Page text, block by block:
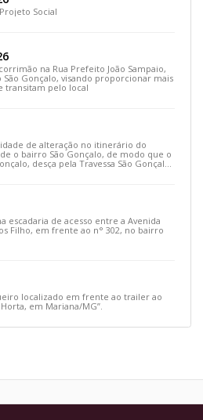
Social
na Rua Prefeito João Sampaio,
Gonçalo, visando proporcionar mais
transitam pelo local
de alteração no itinerário do
o bairro São Gonçalo, de modo que o
desça pela Travessa São Gonçalo
escadaria de acesso entre a Avenida
Filho, em frente ao n° 302, no bairro
localizado em frente ao trailer ao
em Mariana/MG”.